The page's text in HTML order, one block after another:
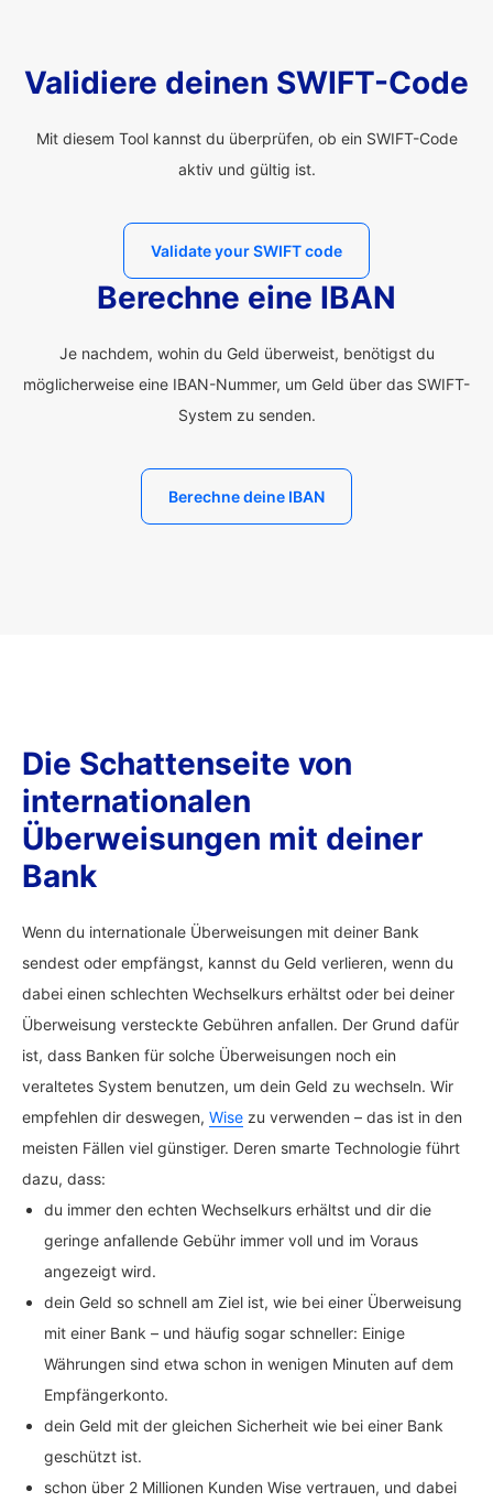
Validiere deinen SWIFT-Code
Mit diesem Tool kannst du überprüfen, ob ein SWIFT-Code
aktiv und gültig ist.
Validate your SWIFT code
Berechne eine IBAN
Je nachdem, wohin du Geld überweist, benötigst du
möglicherweise eine IBAN-Nummer, um Geld über das SWIFT-
System zu senden.
Berechne deine IBAN
Die Schattenseite von
internationalen
Überweisungen mit deiner
Bank
Wenn du internationale Überweisungen mit deiner Bank
sendest oder empfängst, kannst du Geld verlieren, wenn du
dabei einen schlechten Wechselkurs erhältst oder bei deiner
Überweisung versteckte Gebühren anfallen. Der Grund dafür
ist, dass Banken für solche Überweisungen noch ein
veraltetes System benutzen, um dein Geld zu wechseln. Wir
empfehlen dir deswegen, Wise zu verwenden – das ist in den
meisten Fällen viel günstiger. Deren smarte Technologie führt
dazu, dass:
du immer den echten Wechselkurs erhältst und dir die
geringe anfallende Gebühr immer voll und im Voraus
angezeigt wird.
dein Geld so schnell am Ziel ist, wie bei einer Überweisung
mit einer Bank – und häufig sogar schneller: Einige
Währungen sind etwa schon in wenigen Minuten auf dem
Empfängerkonto.
dein Geld mit der gleichen Sicherheit wie bei einer Bank
geschützt ist.
schon über 2 Millionen Kunden Wise vertrauen, und dabei